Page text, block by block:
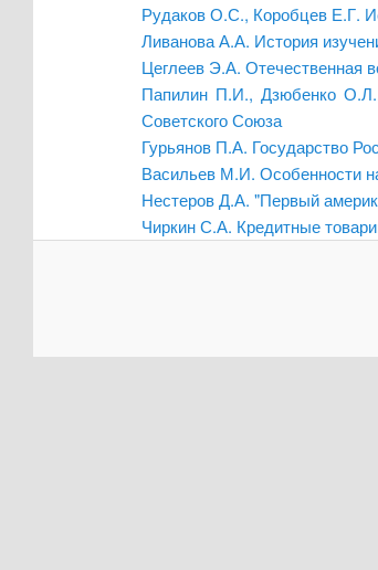
Рудаков О.С., Коробцев Е.Г.
Ливанова А.А. История
Цеглеев Э.А. Отечественная
Папилин П.И., Дзюбенко О.Л.,
Советского Союза
Гурьянов П.А. Государство
Васильев М.И. Особенности
Нестеров Д.А. "Первый
Чиркин С.А. Кредитные